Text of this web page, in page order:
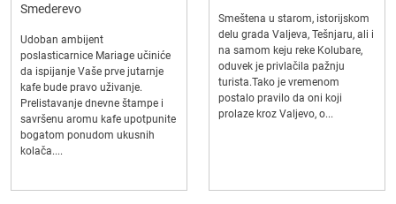
Smederevo
Udoban ambijent
poslasticarnice Mariage učiniće
da ispijanje Vaše prve jutarnje
kafe bude pravo uživanje.
Prelistavanje dnevne štampe i
savršenu aromu kafe upotpunite
bogatom ponudom ukusnih
kolača....
Smeštena u starom, istorijskom
delu grada Valjeva, Tešnjaru, ali i
na samom keju reke Kolubare,
oduvek je privlačila pažnju
turista.Tako je vremenom
postalo pravilo da oni koji
prolaze kroz Valjevo, o...